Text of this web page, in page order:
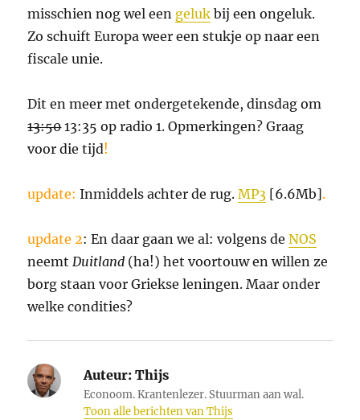
misschien nog wel een geluk bij een ongeluk.
Zo schuift Europa weer een stukje op naar een
fiscale unie.
Dit en meer met ondergetekende, dinsdag om
13:5013:35 op radio 1. Opmerkingen? Graag
voor die tijd!
update: Inmiddels achter de rug.MP3 [6.6Mb].
update 2: En daar gaan we al: volgens deNOS
neemtDuitland (ha!) het voortouw en willen ze
borg staan voor Griekse leningen. Maar onder
welke condities?
Auteur: Thijs
Econoom. Krantenlezer. Stuurman aan wal.
Toon alle berichten van Thijs